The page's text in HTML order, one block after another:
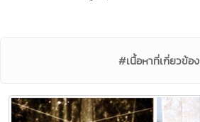
#เนื้อหาที่เกี่ยวข้อง